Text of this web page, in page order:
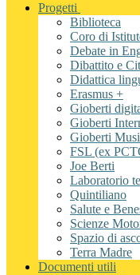
Progetti
Biblioteca
Coro di
Debate in
Dibattito e
Didattica
Erasmus +
Gioberti
Gioberti
Gioberti
FSL (ex
Joe Berti
Laboratorio
Quintiliano
Salute e
Scienze
Spazio di
Terra Madre
Documenti utili